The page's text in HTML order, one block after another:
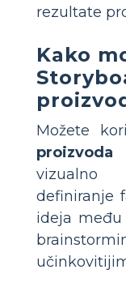
rezultate
Kako
Možete
proizvoda
vizualno
definiranje
ideja